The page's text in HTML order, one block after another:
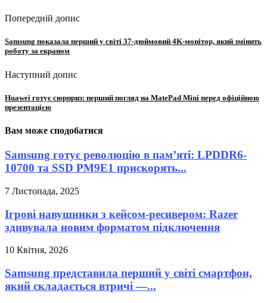
Попередній допис
Samsung показала перший у світі 37-дюймовий 4K-монітор, який змінить
роботу за екраном
Наступний допис
Huawei готує сюрприз: перший погляд на MatePad Mini перед офіційною
презентацією
Вам може сподобатися
Samsung готує революцію в пам’яті: LPDDR6-
10700 та SSD PM9E1 прискорять...
7 Листопада, 2025
Ігрові навушники з кейсом-ресивером: Razer
здивувала новим форматом підключення
10 Квітня, 2026
Samsung представила перший у світі смартфон,
який складається втричі —...